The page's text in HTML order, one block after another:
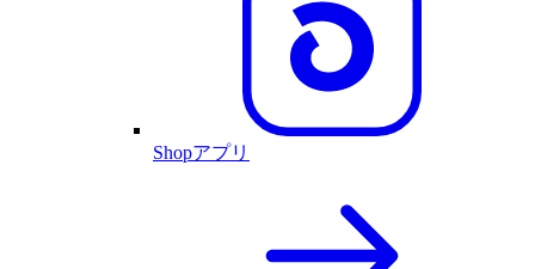
Shopアプリ